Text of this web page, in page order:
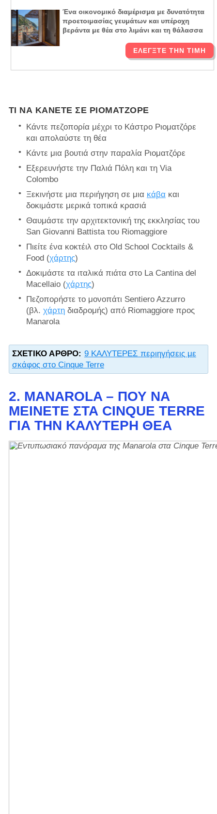
Ένα οικονομικό διαμέρισμα με δυνατότητα
προετοιμασίας γευμάτων και υπέροχη
βεράντα με θέα στο λιμάνι και τη θάλασσα
ΕΛΈΓΞΤΕ ΤΗΝ ΤΙΜΉ
ΤΙ ΝΑ ΚΆΝΕΤΕ ΣΕ ΡΙΟΜΑΤΖΌΡΕ
Κάντε πεζοπορία μέχρι το Κάστρο Ριοματζόρε
και απολαύστε τη θέα
Κάντε μια βουτιά στην παραλία Ριοματζόρε
Εξερευνήστε την Παλιά Πόλη και τη Via
Colombo
Ξεκινήστε μια περιήγηση σε μια κάβακαι
δοκιμάστε μερικά τοπικά κρασιά
Θαυμάστε την αρχιτεκτονική της εκκλησίας του
San Giovanni Battista του Riomaggiore
Πιείτε ένα κοκτέιλ στο Old School Cocktails &
Food (χάρτης)
Δοκιμάστε τα ιταλικά πιάτα στο La Cantina del
Macellaio (χάρτης)
Πεζοπορήστε το μονοπάτι Sentiero Azzurro
(βλ. χάρτηδιαδρομής) από Riomaggiore προς
Manarola
ΣΧΕΤΙΚΌ ΆΡΘΡΟ: 9 ΚΑΛΥΤΕΡΕΣ περιηγήσεις με
σκάφος στο Cinque Terre
2. MANAROLA – ΠΟΎ ΝΑ
ΜΕΊΝΕΤΕ ΣΤΑ CINQUE TERRE
ΓΙΑ ΤΗΝ ΚΑΛΎΤΕΡΗ ΘΈΑ